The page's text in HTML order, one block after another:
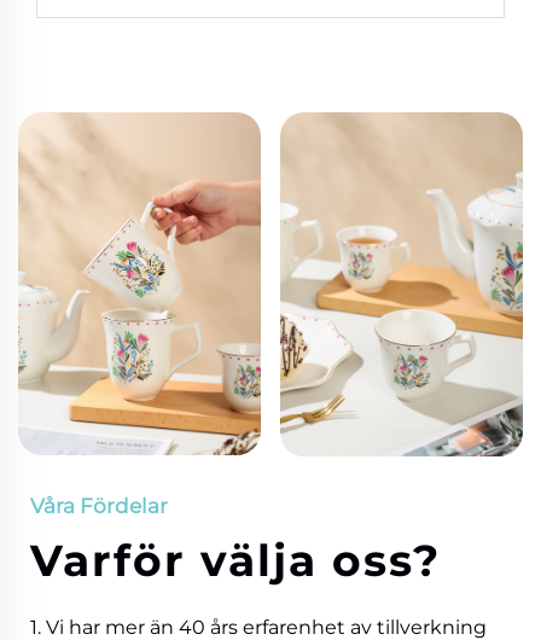
Våra Fördelar
Varför välja oss?
1. Vi har mer än 40 års erfarenhet av tillverkning